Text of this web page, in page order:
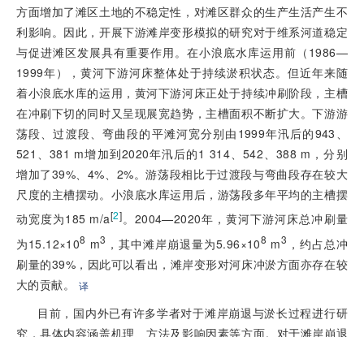
方面增加了滩区土地的不稳定性，对滩区群众的生产生活产生不
利影响。因此，开展下游滩岸变形模拟的研究对于维系河道稳定
与促进滩区发展具有重要作用。在小浪底水库运用前（1986—
1999年），黄河下游河床整体处于持续淤积状态。但近年来随
着小浪底水库的运用，黄河下游河床正处于持续冲刷阶段，主槽
在冲刷下切的同时又呈现展宽趋势，主槽面积不断扩大。下游游
荡段、过渡段、弯曲段的平滩河宽分别由1999年汛后的943、
521、381 m增加到2020年汛后的1 314、542、388 m，分别
增加了39%、4%、2%。游荡段相比于过渡段与弯曲段存在较大
尺度的主槽摆动。小浪底水库运用后，游荡段多年平均的主槽摆
动宽度为185 m/a[2]。2004—2020年，黄河下游河床总冲刷量
为15.12×108 m3 ，其中滩岸崩退量为5.96×108 m3 ，约占总冲
刷量的39%，因此可以看出，滩岸变形对河床冲淤方面亦存在较
大的贡献。
译
目前，国内外已有许多学者对于滩岸崩退与淤长过程进行研
究，具体内容涵盖机理、方法及影响因素等方面。对于滩岸崩退